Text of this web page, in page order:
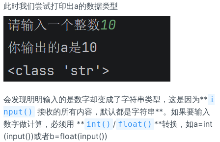
此时我们尝试打印出a的数据类型
会发现明明输入的是数字却变成了字符串类型，这是因为** i
nput()
接收的所有内容，默认都是字符串**。如果要输入
数字做计算，必须用 ** int() / float() **转换，如a=int
(input())或者b=float(input())